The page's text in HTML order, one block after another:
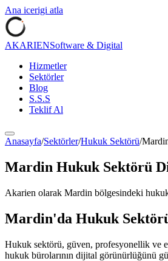
Ana icerigi atla
AKARIENSoftware & Digital
Hizmetler
Sektörler
Blog
S.S.S
Teklif Al
Anasayfa/Sektörler/Hukuk Sektörü/
Mardin Hukuk Sektörü
Akarien olarak Mardin bölgesindeki
Mardin'da Hukuk
Hukuk sektörü, güven, profesyonellik ve
hukuk bürolarının dijital görünürlüğünü